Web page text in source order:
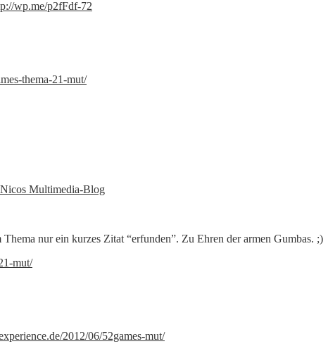
wp.me/p2fFdf-72
thema-21-mut/
Multimedia-Blog
nur ein kurzes Zitat “erfunden”. Zu Ehren der armen Gumbas. ;)
mut/
2012/06/52games-mut/